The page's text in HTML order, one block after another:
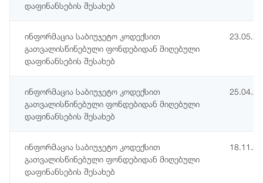
დაფინანსების შესახებ
ინფორმაცია საბიუჯეტო კოდექსით
გათვალისწინებული ფონდებიდან მიღებული
დაფინანსების შესახებ
ინფორმაცია საბიუჯეტო კოდექსით
გათვალისწინებული ფონდებიდან მიღებული
დაფინანსების შესახებ
ინფორმაცია საბიუჯეტო კოდექსით
გათვალისწინებული ფონდებიდან მიღებული
დაფინანსების შესახებ